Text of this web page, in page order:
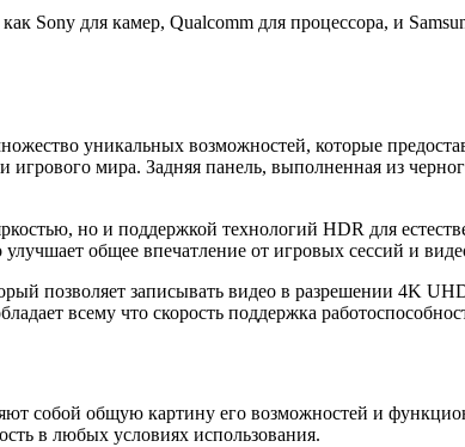
Sony для камер, Qualcomm для процессора, и
уникальных возможностей, которые
мира. Задняя панель, выполненная из
но и поддержкой технологий HDR для
общее впечатление от игровых сессий и
позволяет записывать видео в разрешении 4K
всему что скорость поддержка
собой общую картину его возможностей и
в любых условиях использования.